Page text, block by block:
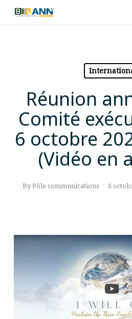
Skip
Réunion
Comité
6 octobre
(Vidéo en
ByPôle communications 8